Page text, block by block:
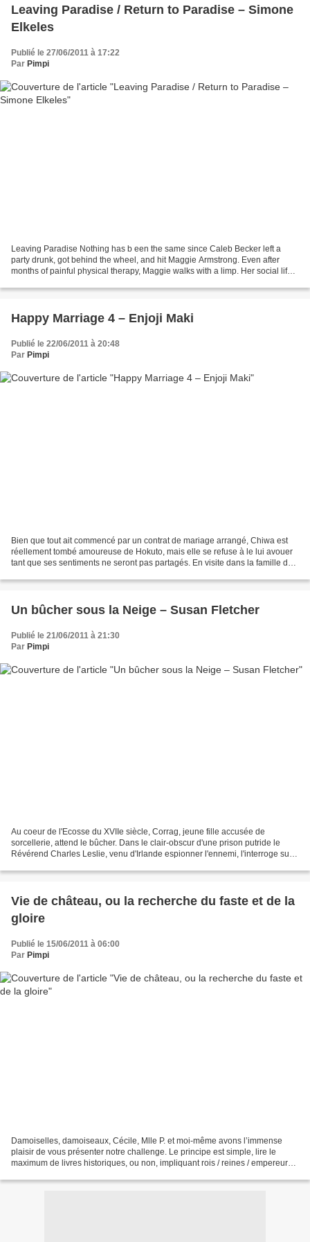
Leaving Paradise / Return to Paradise – Simone
Elkeles
Publié le 27/06/2011 à 17:22
Par Pimpi
Leaving Paradise Nothing has b een the same since Caleb Becker left a
party drunk, got behind the wheel, and hit Maggie Armstrong. Even after
months of painful physical therapy, Maggie walks with a limp. Her social life
Happy Marriage 4 – Enjoji Maki
Publié le 22/06/2011 à 20:48
Par Pimpi
Bien que tout ait commencé par un contrat de mariage arrangé, Chiwa est
réellement tombé amoureuse de Hokuto, mais elle se refuse à le lui avouer
tant que ses sentiments ne seront pas partagés. En visite dans la famille de
Un bûcher sous la Neige – Susan Fletcher
Publié le 21/06/2011 à 21:30
Par Pimpi
Au coeur de l'Ecosse du XVIIe siècle, Corrag, jeune fille accusée de
sorcellerie, attend le bûcher. Dans le clair-obscur d'une prison putride le
Révérend Charles Leslie, venu d'Irlande espionner l'ennemi, l'interroge sur
Vie de château, ou la recherche du faste et de la
gloire
Publié le 15/06/2011 à 06:00
Par Pimpi
Damoiselles, damoiseaux, Cécile, Mlle P. et moi-même avons l’immense
plaisir de vous présenter notre challenge. Le principe est simple, lire le
maximum de livres historiques, ou non, impliquant rois / reines / empereurs /